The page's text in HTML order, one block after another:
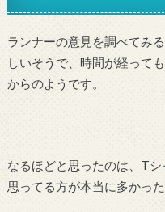
ランナーの意見を調べてみ
しいそうで、時間が経って
からのようです。
なるほどと思ったのは、Tシ
思ってる方が本当に多かった